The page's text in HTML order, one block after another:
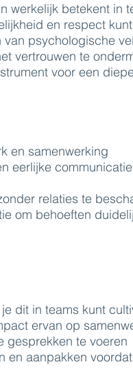
werkelijk betekent in
en respect kunt
psychologische
vertrouwen te
voor een
en samenwerking
eerlijke communicatie
relaties te
om behoeften
dit in teams kunt
ervan op
gesprekken te voeren
en aanpakken